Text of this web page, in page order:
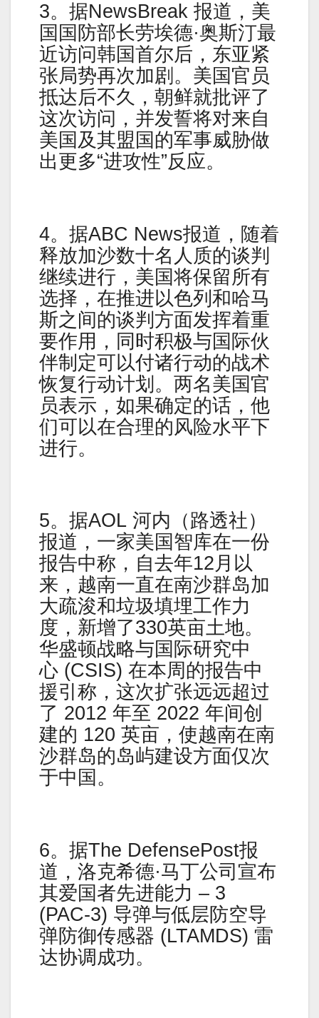
3。据NewsBreak 报道，美
国国防部长劳埃德·奥斯汀最
近访问韩国首尔后，东亚紧
张局势再次加剧。美国官员
抵达后不久，朝鲜就批评了
这次访问，并发誓将对来自
美国及其盟国的军事威胁做
出更多“进攻性”反应。
4。据ABC News报道，随着
释放加沙数十名人质的谈判
继续进行，美国将保留所有
选择，在推进以色列和哈马
斯之间的谈判方面发挥着重
要作用，同时积极与国际伙
伴制定可以付诸行动的战术
恢复行动计划。两名美国官
员表示，如果确定的话，他
们可以在合理的风险水平下
进行。
5。据AOL 河内（路透社）
报道，一家美国智库在一份
报告中称，自去年12月以
来，越南一直在南沙群岛加
大疏浚和垃圾填埋工作力
度，新增了330英亩土地。
华盛顿战略与国际研究中
心 (CSIS) 在本周的报告中
援引称，这次扩张远远超过
了 2012 年至 2022 年间创
建的 120 英亩，使越南在南
沙群岛的岛屿建设方面仅次
于中国。
6。据The DefensePost报
道，洛克希德·马丁公司宣布
其爱国者先进能力 – 3
(PAC-3) 导弹与低层防空导
弹防御传感器 (LTAMDS) 雷
达协调成功。